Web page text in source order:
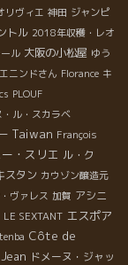
リヴィエ 神田 ジャンピ
トル 2018年収穫・レオ
ル 大阪の小松屋 ゆう
エニンドさん Florance キ
PLOUF
・ル・スカラベ
Taiwan François
ー・スリエ ル・ク
スタン カウゾン醸造元
ヴァレス 加賀 アシニ
LE SEXTANT エスポア
Côte de
ドメーヌ・ジャッ